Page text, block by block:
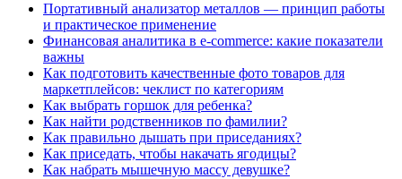
Портативный анализатор металлов — принцип работы
и практическое применение
Финансовая аналитика в e-commerce: какие показатели
важны
Как подготовить качественные фото товаров для
маркетплейсов: чеклист по категориям
Как выбрать горшок для ребенка?
Как найти родственников по фамилии?
Как правильно дышать при приседаниях?
Как приседать, чтобы накачать ягодицы?
Как набрать мышечную массу девушке?